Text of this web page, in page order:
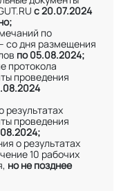
с 20.07.2024
по
со дня размещения
по 05.08.2024;
протокола
проведения
результатах
проведения
о результатах
10 рабочих
но не позднее